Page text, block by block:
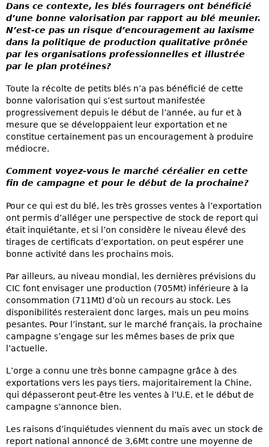
Dans ce contexte, les blés fourragers ont bénéficié
d’une bonne valorisation par rapport au blé meunier.
N’est-ce pas un risque d’encouragement au laxisme
dans la politique de production qualitative prônée
par les organisations professionnelles et illustrée
par le plan protéines?
Toute la récolte de petits blés n’a pas bénéficié de cette
bonne valorisation qui s’est surtout manifestée
progressivement depuis le début de l’année, au fur et à
mesure que se développaient leur exportation et ne
constitue certainement pas un encouragement à produire
médiocre.
Comment voyez-vous le marché céréalier en cette
fin de campagne et pour le début de la prochaine?
Pour ce qui est du blé, les très grosses ventes à l’exportation
ont permis d’alléger une perspective de stock de report qui
était inquiétante, et si l’on considère le niveau élevé des
tirages de certificats d’exportation, on peut espérer une
bonne activité dans les prochains mois.
Par ailleurs, au niveau mondial, les dernières prévisions du
CIC font envisager une production (705Mt) inférieure à la
consommation (711Mt) d’où un recours au stock. Les
disponibilités resteraient donc larges, mais un peu moins
pesantes. Pour l’instant, sur le marché français, la prochaine
campagne s’engage sur les mêmes bases de prix que
l’actuelle.
L’orge a connu une très bonne campagne grâce à des
exportations vers les pays tiers, majoritairement la Chine,
qui dépasseront peut-être les ventes à l’U.E, et le début de
campagne s’annonce bien.
Les raisons d’inquiétudes viennent du maïs avec un stock de
report national annoncé de 3,6Mt contre une moyenne de